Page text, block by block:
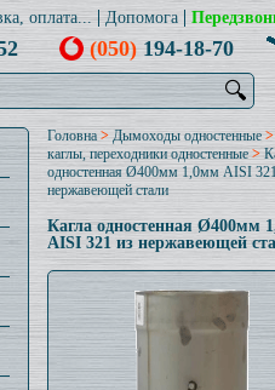
оплата... Допомога
(050)194-18-70
🔍
Головна > Дымоходы одностенные
каглы, переходники одностенные>
одностенная Ø400мм 1,0мм AISI
нержавеющей стали
Кагла одностенная Ø400мм
AISI 321 из нержавеющей